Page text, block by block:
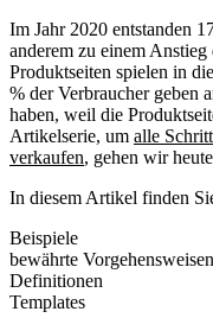
Im Jahr 2020 entstanden
anderem zu einem
Produktseiten spielen in
% der Verbraucher geben
haben, weil die
Artikelserie, um alle
verkaufen, gehen wir
In diesem Artikel finden
Beispiele
bewährte Vorgehensweisen
Definitionen
Templates